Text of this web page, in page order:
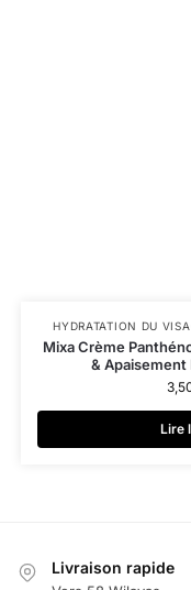
HYDRATATION DU
Mixa Crème
& Apaisement
Lire
Livraison rapide